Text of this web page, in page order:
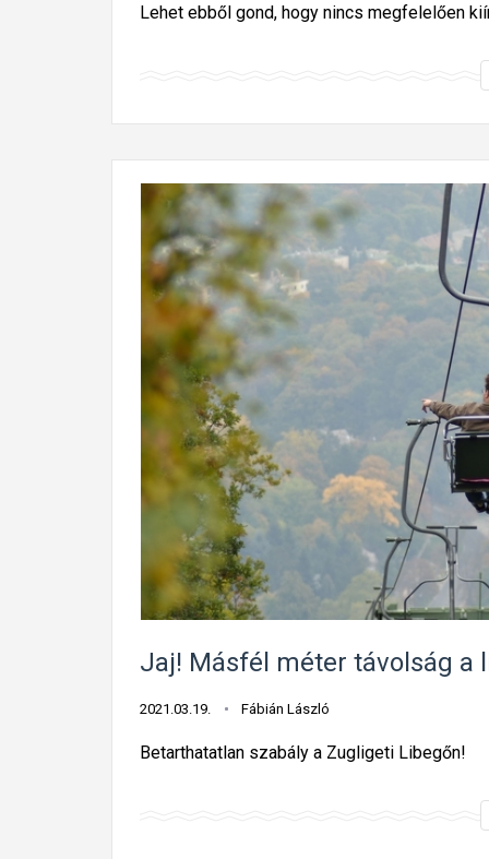
Lehet ebből gond, hogy nincs megfelelően
Jaj! Másfél méter távolság a
2021.03.19. Fábián László
Betarthatatlan szabály a Zugligeti Libegőn!